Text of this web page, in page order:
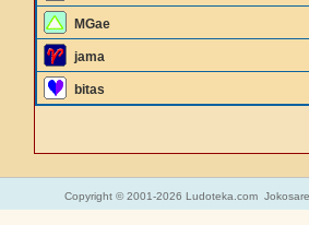
MGae
jama
bitas
Copyright © 2001-2026 Ludoteka.com